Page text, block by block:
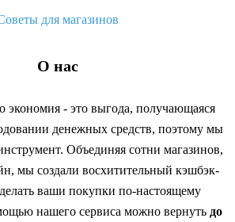
для магазинов
О нас
экономия - это выгода, получающаяся
денежных средств, поэтому мы
Объединяя сотни магазинов,
мы создали восхитительный кэшбэк-
ваши покупки по-настоящему
нашего сервиса можно вернуть до